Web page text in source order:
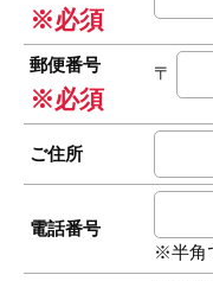
※必須
郵便番号
※必須
〒
ご住所
電話番号
※半角